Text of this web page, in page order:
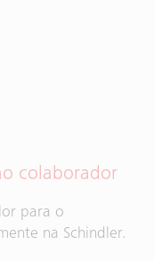
colaborador
para o
na Schindler.